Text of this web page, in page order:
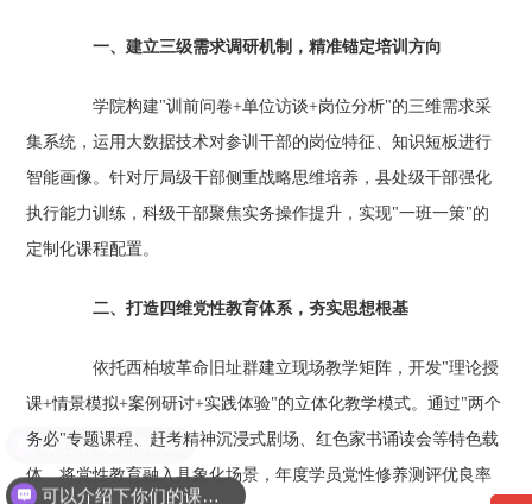
一、建立三级需求调研机制，精准锚定培训方向
学院构建"训前问卷+单位访谈+岗位分析"的三维需求采
集系统，运用大数据技术对参训干部的岗位特征、知识短板进行
智能画像。针对厅局级干部侧重战略思维培养，县处级干部强化
执行能力训练，科级干部聚焦实务操作提升，实现"一班一策"的
定制化课程配置。
二、打造四维党性教育体系，夯实思想根基
依托西柏坡革命旧址群建立现场教学矩阵，开发"理论授
课+情景模拟+案例研讨+实践体验"的立体化教学模式。通过"两个
务必"专题课程、赶考精神沉浸式剧场、红色家书诵读会等特色载
体，将党性教育融入具象化场景，年度学员党性修养测评优良率
现在有优惠活动吗